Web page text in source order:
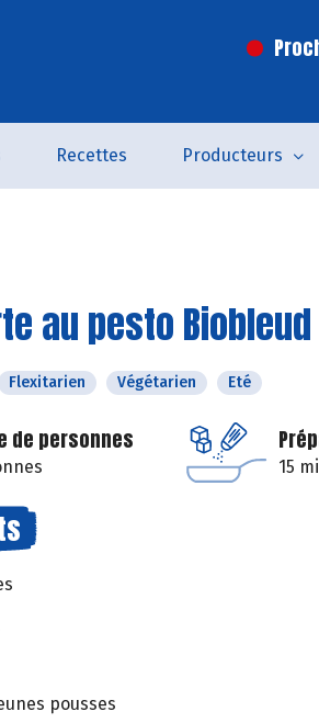
Recettes Producteurs
au pesto Biobleud
Flexitarien Végétarien Eté
de personnes
15
pousses